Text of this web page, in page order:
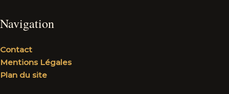
Navigation
Contact
Mentions Légales
Plan du site